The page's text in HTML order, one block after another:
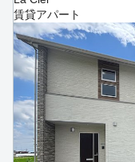
賃貸アパート